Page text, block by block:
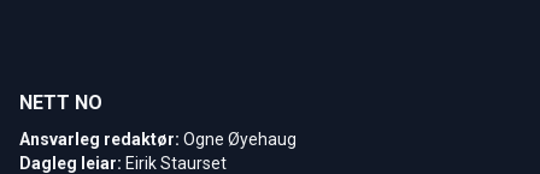
NETT NO
Ansvarleg redaktør: Ogne Øyehaug
Dagleg leiar: Eirik Staurset